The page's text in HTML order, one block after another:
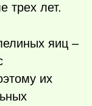
трех лет.
яиц –
их